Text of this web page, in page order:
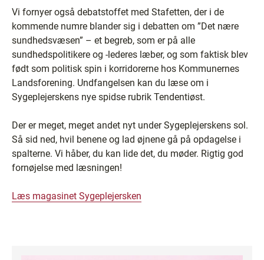
Vi fornyer også debatstoffet med Stafetten, der i de
kommende numre blander sig i debatten om ”Det nære
sundhedsvæsen” – et begreb, som er på alle
sundhedspolitikere og -lederes læber, og som faktisk blev
født som politisk spin i korridorerne hos Kommunernes
Landsforening. Undfangelsen kan du læse om i
Sygeplejerskens nye spidse rubrik Tendentiøst.
Der er meget, meget andet nyt under Sygeplejerskens sol.
Så sid ned, hvil benene og lad øjnene gå på opdagelse i
spalterne. Vi håber, du kan lide det, du møder. Rigtig god
fornøjelse med læsningen!
Læs magasinet Sygeplejersken